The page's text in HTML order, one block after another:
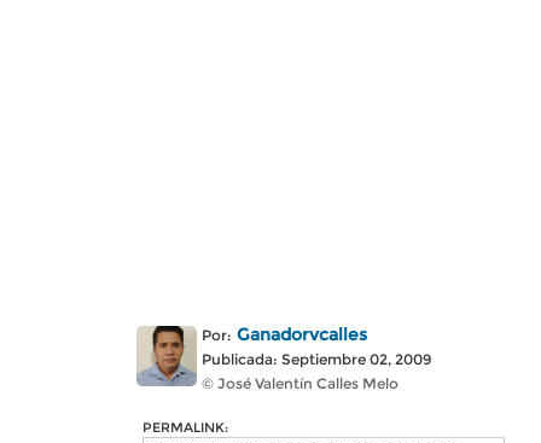
Por: Ganadorvcalles
Publicada: Septiembre 02, 2009
© José Valentín Calles Melo
PERMALINK: